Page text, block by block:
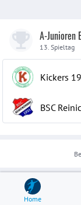
A-Junioren
13. Spieltag
Kickers
BSC
Home